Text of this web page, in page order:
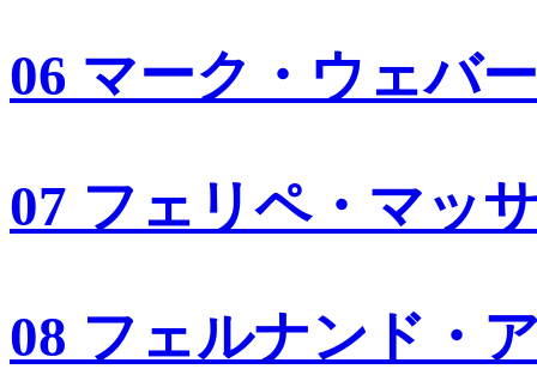
06 マーク・ウェバー
07 フェリペ・マッ
08 フェルナンド・